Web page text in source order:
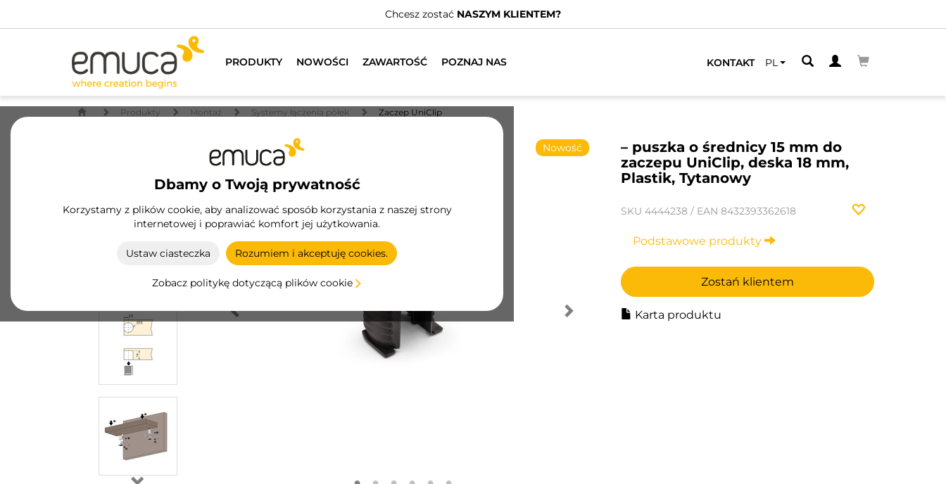
Posiadamy wyspecjalizowanych dystrybutorów.ZNAJDŹ NAJBLIŻSZEGO
PRODUKTY NOWOŚCI ZAWARTOŚĆ POZNAJ NAS KONTAKT PL
Dbamy o Twoją prywatność
Korzystamy z plików cookie, aby analizować sposób korzystania z naszej strony
internetowej i poprawiać komfort jej użytkowania.
Ustaw ciasteczka Rozumiem i akceptuję cookies.
Zobacz politykę dotyczącą plików cookie
Produkty Montaż Systemy łączenia półek Zaczep UniClip
– puszka o średnicy 15 mm do
zaczepu UniClip, deska 18 mm,
Plastik, Tytanowy
SKU 4444238 / EAN 8432393362618
Podstawowe produkty
Zostań klientem
Karta produktu
Nowość